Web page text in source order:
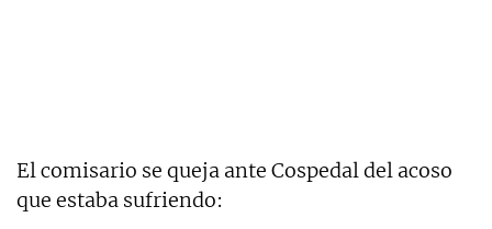
El comisario se queja ante Cospedal del acoso
que estaba sufriendo: